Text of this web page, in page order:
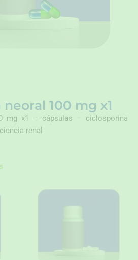
100 mg x1
mg x1 – cápsulas – ciclosporina
renal